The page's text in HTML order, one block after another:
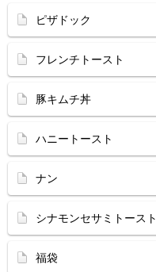
ピザドック
フレンチトースト
豚キムチ丼
ハニートースト
ナン
シナモンセサミトースト
福袋